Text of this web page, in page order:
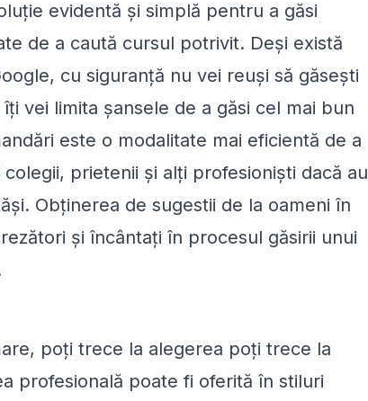
evidentă și simplă pentru a găsi
de a caută cursul potrivit. Deși există
cu siguranță nu vei reuși să găsești
vei limita șansele de a găsi cel mai bun
este o modalitate mai eficientă de a
prietenii și alți profesioniști dacă au
Obținerea de sugestii de la oameni în
și încântați în procesul găsirii unui
poți trece la alegerea poți trece la
profesională poate fi oferită în stiluri